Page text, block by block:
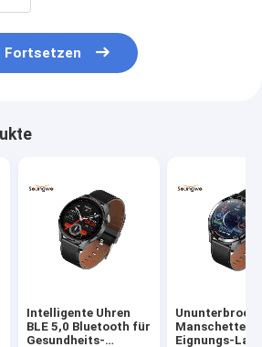
Fortsetzen
Intelligente Uhren
BLE 5,0 Bluetooth für
Gesundheits-
Manschetten-
Eignungs-